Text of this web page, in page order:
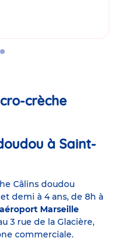
Go
crèche
à Saint-
Câlins doudou
demi à 4 ans, de 8h à
aéroport Marseille
3 rue de la Glacière,
commerciale.